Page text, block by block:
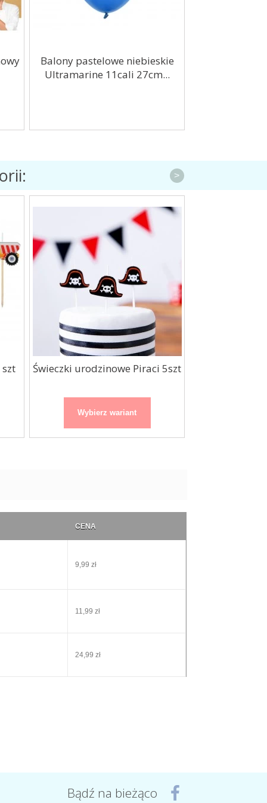
Balony pastelowe niebieskie
Ultramarine 11cali 27cm...
Świeczki urodzinowe Piraci 5szt
Wybierz wariant
>
CENA
9,99 zł
11,99 zł
24,99 zł
Bądź na bieżąco